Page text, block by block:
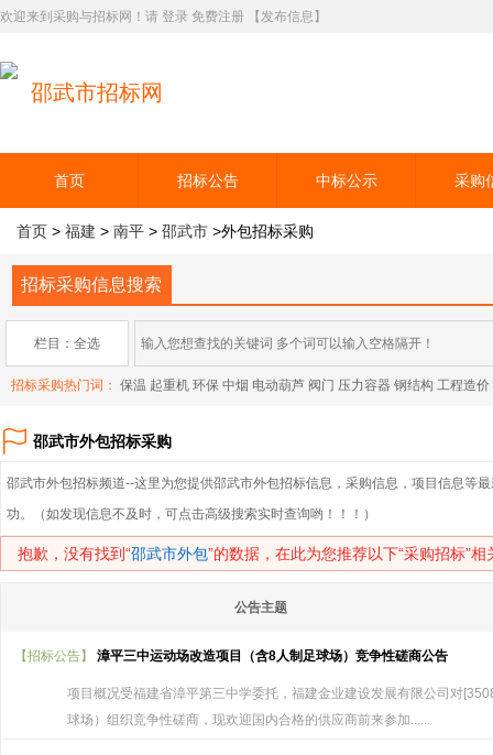
欢迎来到采购与招标网！请 登录 免费注册 【发布信息】
邵武市招标网
首页 招标公告 中标公示 采购
首页 > 福建 > 南平 > 邵武市 >外包招标采购
招标采购信息搜索
栏目：全选
招标采购热门词： 保温 起重机 环保 中烟 电动葫芦 阀门 压力容器 钢结构 工程造价
邵武市外包招标采购
邵武市外包招标频道--这里为您提供邵武市外包招标信息，采购信息，项目信息等
功。（如发现信息不及时，可点击高级搜索实时查询哟！！！）
抱歉，没有找到“邵武市外包”的数据，在此为您推荐以下“采购招标”
公告主题
【招标公告】 漳平三中运动场改造项目（含8人制足球场）竞争性磋商公告
项目概况受福建省漳平第三中学委托，福建金业建设发展有限公司对
球场）组织竞争性磋商，现欢迎国内合格的供应商前来参加......